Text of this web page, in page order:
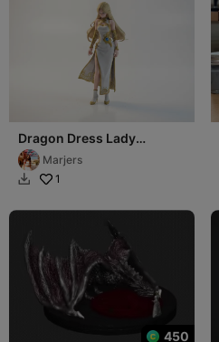
Dragon Dress Lady
Fantasy Figurine 3D
Printable
Marjers
 1
450